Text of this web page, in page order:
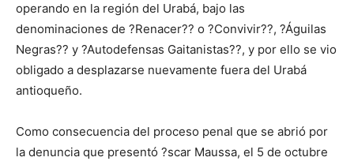
operando en la región del Urabá, bajo las
denominaciones de ?Renacer?? o ?Convivir??, ?Águilas
Negras?? y ?Autodefensas Gaitanistas??, y por ello se vio
obligado a desplazarse nuevamente fuera del Urabá
antioqueño.
Como consecuencia del proceso penal que se abrió por
la denuncia que presentó ?scar Maussa, el 5 de octubre